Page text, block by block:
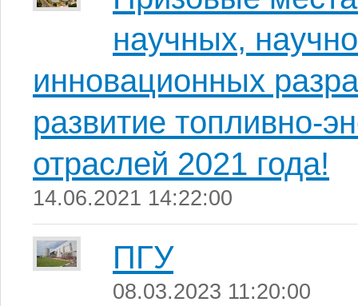
научных,
инновационных
развитие топливно-
отраслей 2021 года!
14.06.2021 14:22:00
ПГУ
08.03.2023 11:20:00